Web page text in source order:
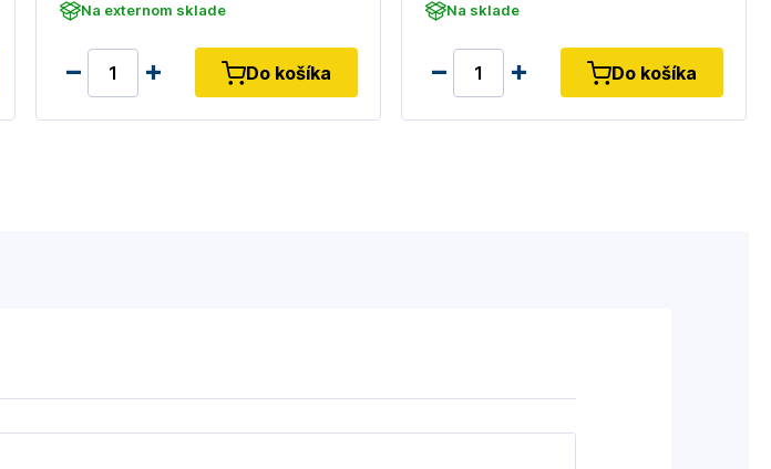
Na externom sklade
Do košíka
Na sklade
Do košíka